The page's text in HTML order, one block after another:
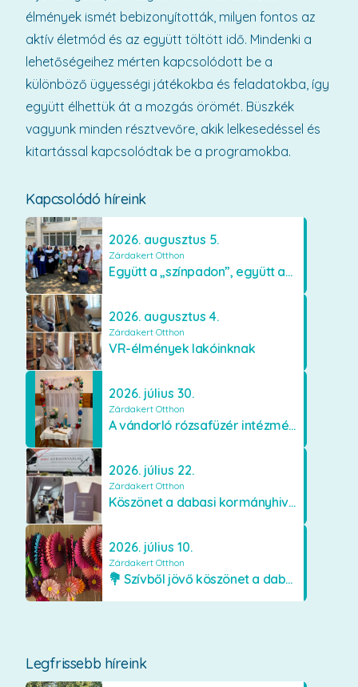
Kapcsolódó híreink
2026. augusztus 5.
Zárdakert Otthon
Együtt a „színpadon”, együtt az élményekért 🎭✨
2026. augusztus 4.
Zárdakert Otthon
VR-élmények lakóinknak
2026. július 30.
Zárdakert Otthon
A vándorló rózsafüzér intézményünkben
2026. július 22.
Zárdakert Otthon
Köszönet a dabasi kormányhivatal munkatársainak
2026. július 10.
Zárdakert Otthon
💐 Szívből jövő köszönet a dabasi Orimamiknak! 💐
Legfrissebb híreink
élmények ismét bebizonyították, milyen fontos az
aktív életmód és az együtt töltött idő. Mindenki a
lehetőségeihez mérten kapcsolódott be a
különböző ügyességi játékokba és feladatokba, így
együtt élhettük át a mozgás örömét. Büszkék
vagyunk minden résztvevőre, akik lelkesedéssel és
kitartással kapcsolódtak be a programokba.